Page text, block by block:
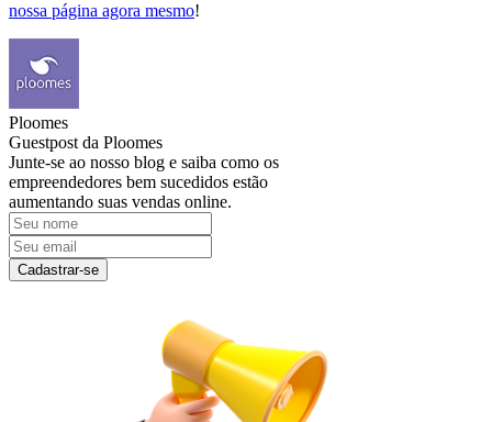
nossa página agora mesmo!
Ploomes
Guestpost da Ploomes
Junte-se ao nosso blog e saiba como os
empreendedores bem sucedidos estão
aumentando suas vendas online.
Cadastrar-se